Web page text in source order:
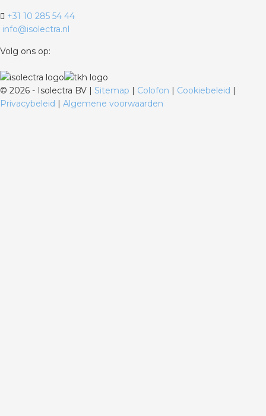
+31 10 285 54 44
info@isolectra.nl
Volg ons op:
© 2026 - Isolectra BV | Sitemap | Colofon | Cookiebeleid |
Privacybeleid | Algemene voorwaarden